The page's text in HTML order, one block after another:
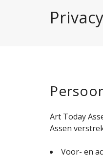
Art Today
Assen
Voor- en